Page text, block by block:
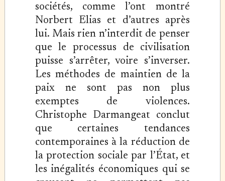
sociétés, comme l’ont montré
Norbert Elias et d’autres après
lui. Mais rien n’interdit de penser
que le processus de civilisation
puisse s’arrêter, voire s’inverser.
Les méthodes de maintien de la
paix ne sont pas non plus
exemptes de violences.
Christophe Darmangeat conclut
que certaines tendances
contemporaines à la réduction de
la protection sociale par l’État, et
les inégalités économiques qui se